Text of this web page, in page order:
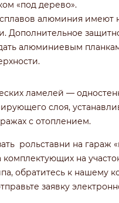
«под дерево».
алюминия имеют
Дополнительное
алюминиевым
ламелей —
слоя,
с отоплением.
рольставни на гараж
комплектующих на
обратитесь к нашему
заявку